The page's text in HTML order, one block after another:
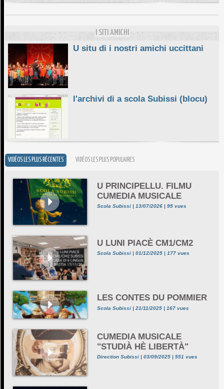
I SITI AMICHI
U situ di i nostri amichi uccittani
l'archivi di a scola Subissi (blocu)
VIDÉOS LES PLUS RÉCENTES VIDÉOS LES PLUS POPULAIRES
U PRINCIPELLU. FILMU
CUMEDIA MUSICALE
Scola Subissi | 13/07/2026 | 95 vues
U LUNI PIACÈ CM1/CM2
Scola Subissi | 01/12/2025 | 177 vues
LES CONTES DU POMMIER
Scola Subissi | 21/11/2025 | 167 vues
CUMEDIA MUSICALE
"STUDIÀ HÈ LIBERTÀ"
Direction Subissi | 03/09/2025 | 551 vues